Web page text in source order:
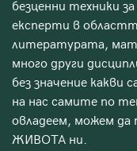
безценни техники
експерти в
литературата,
много други
без значение какви
на нас самите по
овладеем, можем да
ЖИВОТА ни.